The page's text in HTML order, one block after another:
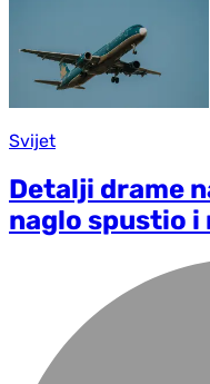
Svijet
Detalji drame
naglo spustio i